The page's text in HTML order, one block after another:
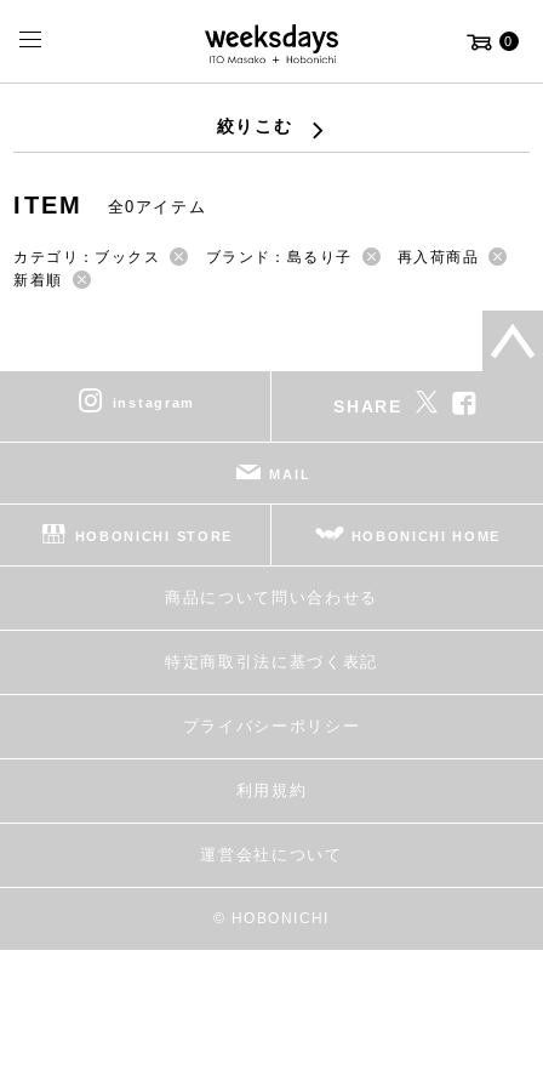
0
絞りこむ
ITEM 全0アイテム
カテゴリ：ブックス ブランド：島るり子
再入荷商品
新着順
instagram SHARE
MAIL
HOBONICHI STORE HOBONICHI HOME
商品について問い合わせる
特定商取引法に基づく表記
プライバシーポリシー
利用規約
運営会社について
© HOBONICHI